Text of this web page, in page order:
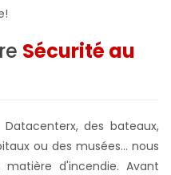
Sécurité au
des bateaux,
ou des musées... nous
d'incendie. Avant